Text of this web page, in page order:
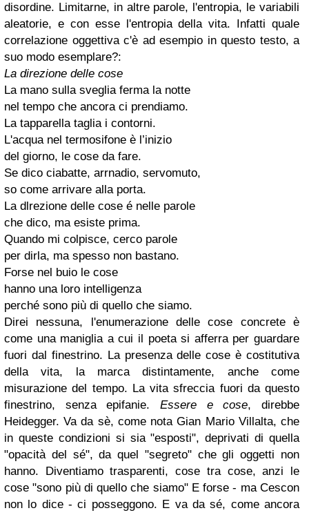
disordine. Limitarne, in altre parole, l'entropia, le variabili
aleatorie, e con esse l'entropia della vita. Infatti quale
correlazione oggettiva c'è ad esempio in questo testo, a
suo modo esemplare?:
La direzione delle cose
La mano sulla sveglia ferma la notte
nel tempo che ancora ci prendiamo.
La tapparella taglia i contorni.
L'acqua nel termosifone è l’inizio
del giorno, le cose da fare.
Se dico ciabatte, arrnadio, servomuto,
so come arrivare alla porta.
La dlrezione delle cose é nelle parole
che dico, ma esiste prima.
Quando mi colpisce, cerco parole
per dirla, ma spesso non bastano.
Forse nel buio le cose
hanno una loro intelligenza
perché sono più di quello che siamo.
Direi nessuna, l'enumerazione delle cose concrete è
come una maniglia a cui il poeta si afferra per guardare
fuori dal finestrino. La presenza delle cose è costitutiva
della vita, la marca distintamente, anche come
misurazione del tempo. La vita sfreccia fuori da questo
finestrino, senza epifanie. Essere e cose, direbbe
Heidegger. Va da sè, come nota Gian Mario Villalta, che
in queste condizioni si sia "esposti", deprivati di quella
"opacità del sé", da quel "segreto" che gli oggetti non
hanno. Diventiamo trasparenti, cose tra cose, anzi le
cose "sono più di quello che siamo" E forse - ma Cescon
non lo dice - ci posseggono. E va da sé, come ancora